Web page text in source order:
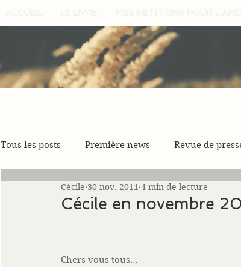
Tous les posts Première news Revue de
Cécile en novembre
Cécile 30 nov. 2011 4 min de lecture
Chers vous tous…